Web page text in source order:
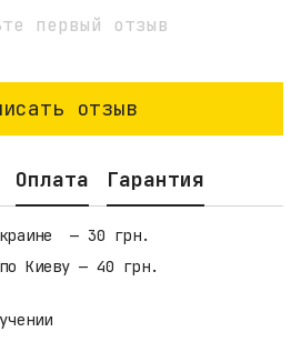
первый отзыв
отзыв
Оплата Гарантия
— 30 грн.
Киеву — 40 грн.